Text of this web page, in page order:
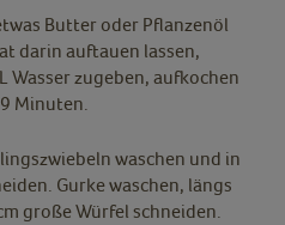
Butter oder Pflanzenöl
darin auftauen lassen,
Wasser zugeben, aufkochen
Minuten.
waschen und in
Gurke waschen, längs
große Würfel schneiden.